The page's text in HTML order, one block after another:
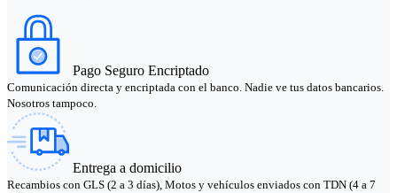
Pago Seguro Encriptado
Comunicación directa y encriptada con el banco. Nadie ve tus datos bancarios.
Nosotros tampoco.
Entrega a domicilio
Recambios con GLS (2 a 3 días), Motos y vehículos enviados con TDN (4 a 7